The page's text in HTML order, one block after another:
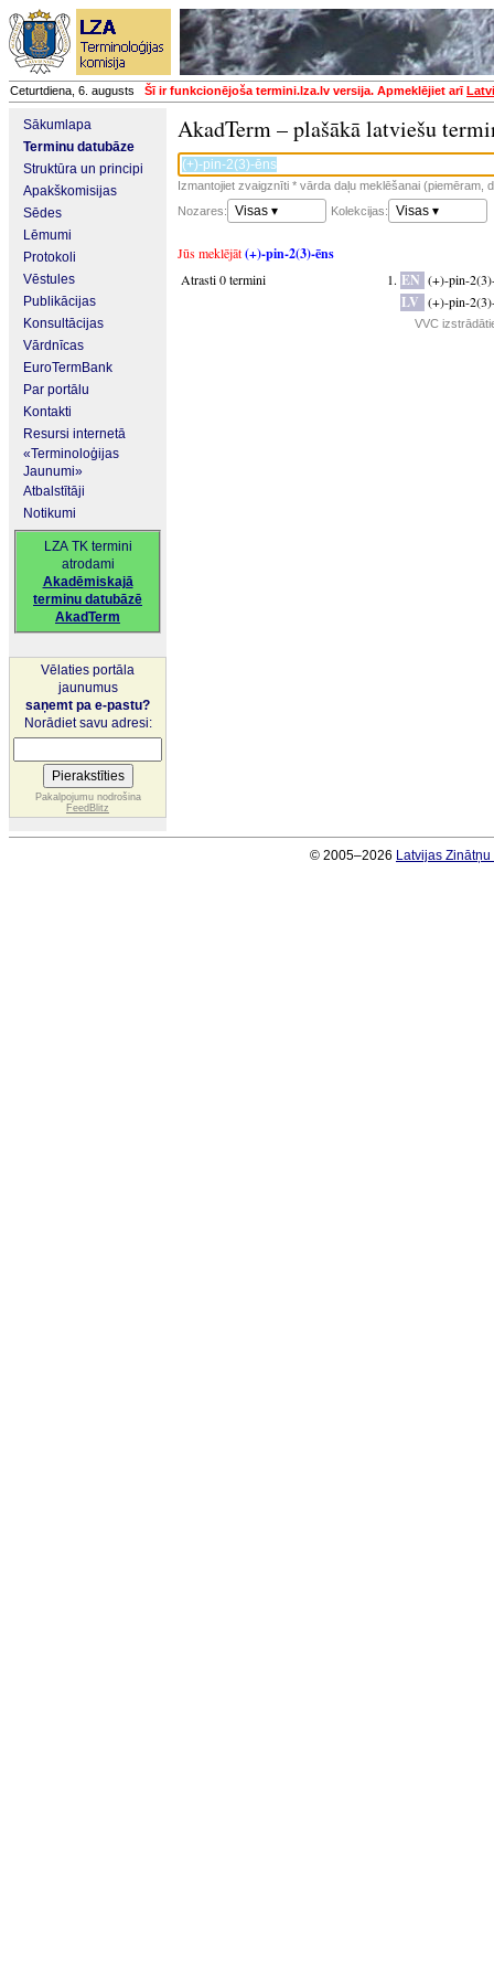
Ceturtdiena, 6. augusts Šī ir funkcionējoša termini.lza.lv versija. Apmeklējiet arī
Sākumlapa
Terminu datubāze
Struktūra un principi
Apakškomisijas
Sēdes
Lēmumi
Protokoli
Vēstules
Publikācijas
Konsultācijas
Vārdnīcas
EuroTermBank
Par portālu
Kontakti
Resursi internetā
«Terminoloģijas
Jaunumi»
Atbalstītāji
Notikumi
LZA TK termini
atrodami
Akadēmiskajā
terminu datubāzē
AkadTerm
Vēlaties portāla
jaunumus
saņemt pa e-pastu?
Norādiet savu adresi:
Pakalpojumu nodrošina
FeedBlitz
AkadTerm – plašākā latviešu
Izmantojiet zvaigznīti * vārda daļu meklēšanai (piemēram,
Nozares:
Visas ▾ Kolekcijas: Visas ▾
Jūs meklējāt(+)-pin-2(3)-ēns
Atrasti 0 termini EN (+)-pin-
LV (+)-pin-
VVC
© 2005–2026 Latvijas